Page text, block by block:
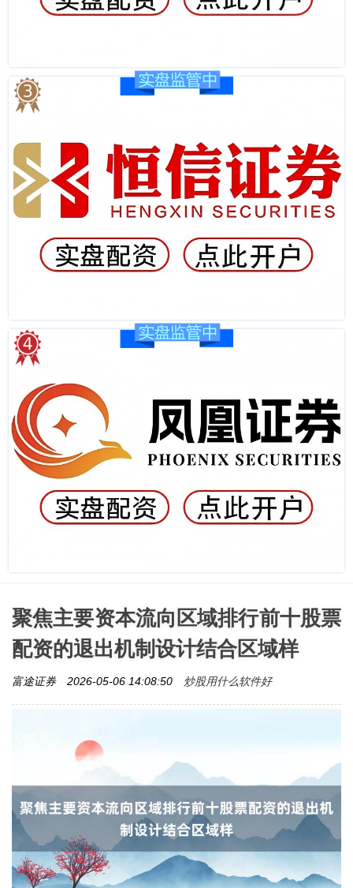
聚焦主要资本流向区域排行前十股票
配资的退出机制设计结合区域样
富途证券 2026-05-06 14:08:50 炒股用什么软件好